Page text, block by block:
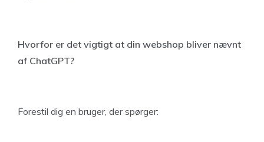
Hvorfor er det vigtigt at din webshop bliver nævnt
af ChatGPT?
Forestil dig en bruger, der spørger: